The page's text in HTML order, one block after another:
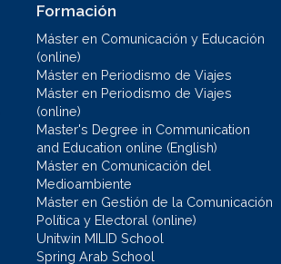
Formación
Máster en Comunicación y Educación
(online)
Máster en Periodismo de Viajes
Máster en Periodismo de Viajes
(online)
Master's Degree in Communication
and Education online (English)
Máster en Comunicación del
Medioambiente
Máster en Gestión de la Comunicación
Política y Electoral (online)
Unitwin MILID School
Spring Arab School